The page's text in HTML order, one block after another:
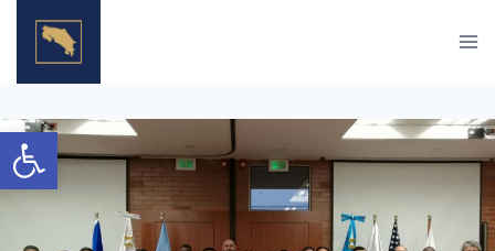
Open toolbar